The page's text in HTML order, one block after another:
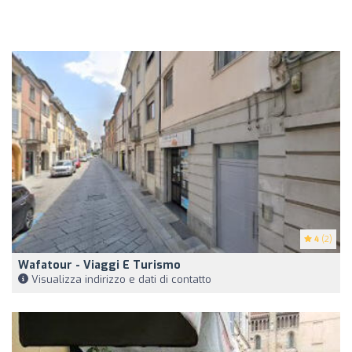
4 (2)
Wafatour - Viaggi E Turismo
Visualizza indirizzo e dati di contatto